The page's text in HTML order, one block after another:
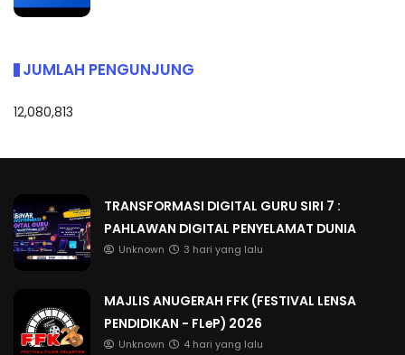
JUMLAH PENGUNJUNG
12,080,813
TRANSFORMASI DIGITAL GURU SIRI 7 :
PAHLAWAN DIGITAL PENYELAMAT DUNIA
Unknown 3 hari yang lalu
MAJLIS ANUGERAH FFK (FESTIVAL LENSA
PENDIDIKAN - FLeP) 2026
Unknown 4 hari yang lalu